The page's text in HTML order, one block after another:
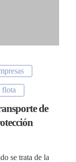
flota
de
se trata de la